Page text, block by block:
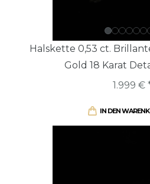
Halskette 0,53 ct.
Gold 18 Karat
1.999 €
IN DEN